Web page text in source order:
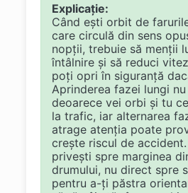
Explicație:
Când ești orbit de
care circulă din sens
nopții, trebuie să menții
întâlnire și să reduci
poți opri în siguranță
Aprinderea fazei lungi
deoarece vei orbi și tu
la trafic, iar alternarea
atrage atenția poate
crește riscul de
privești spre marginea
drumului, nu direct spre
pentru a-ți păstra